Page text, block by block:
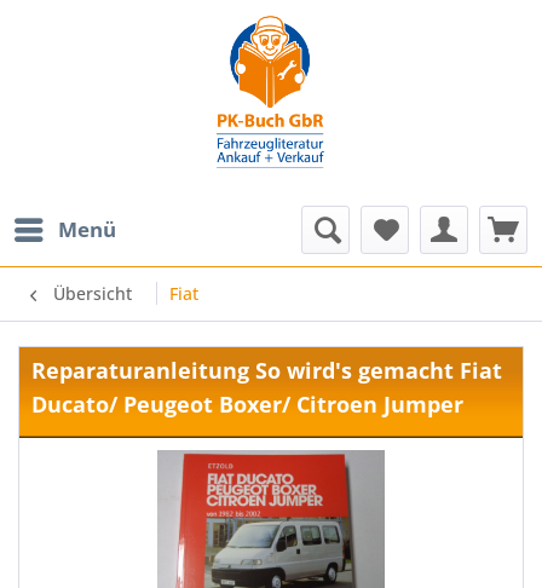
Menü
Übersicht Fiat
Reparaturanleitung So wird's gemacht Fiat
Ducato/ Peugeot Boxer/ Citroen Jumper